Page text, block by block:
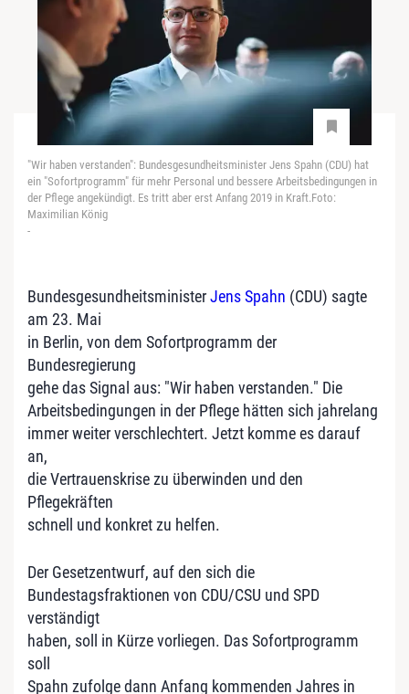
"Wir haben verstanden": Bundesgesundheitsminister Jens Spahn (CDU) hat
ein "Sofortprogramm" für mehr Personal und bessere Arbeitsbedingungen in
der Pflege angekündigt. Es tritt aber erst Anfang 2019 in Kraft.Foto:
Maximilian König
-
BundesgesundheitsministerJens Spahn (CDU) sagte
am 23. Mai
in Berlin, von dem Sofortprogramm der
Bundesregierung
gehe das Signal aus: "Wir haben verstanden." Die
Arbeitsbedingungen in der Pflege hätten sich jahrelang
immer weiter verschlechtert. Jetzt komme es darauf
an,
die Vertrauenskrise zu überwinden und den
Pflegekräften
schnell und konkret zu helfen.
Der Gesetzentwurf, auf den sich die
Bundestagsfraktionen von CDU/CSU und SPD
verständigt
haben, soll in Kürze vorliegen. Das Sofortprogramm
soll
Spahn zufolge dann Anfang kommenden Jahres in